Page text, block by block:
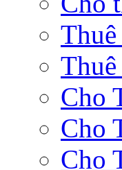
Cho
Cho
Cho